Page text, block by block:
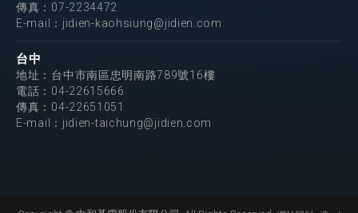
傳真：07-2234472
E-mail： jidien-kaohsiung@jidien.com
台中
地址：台中市南區忠明南路789號16樓
電話： 04-22615666
傳真：04-22651051
E-mail： jidien-taichung@jidien.com